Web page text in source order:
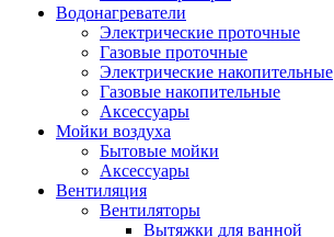
Водонагреватели
Электрические проточные
Газовые проточные
Электрические накопительные
Газовые накопительные
Аксессуары
Мойки воздуха
Бытовые мойки
Аксессуары
Вентиляция
Вентиляторы
Вытяжки для ванной